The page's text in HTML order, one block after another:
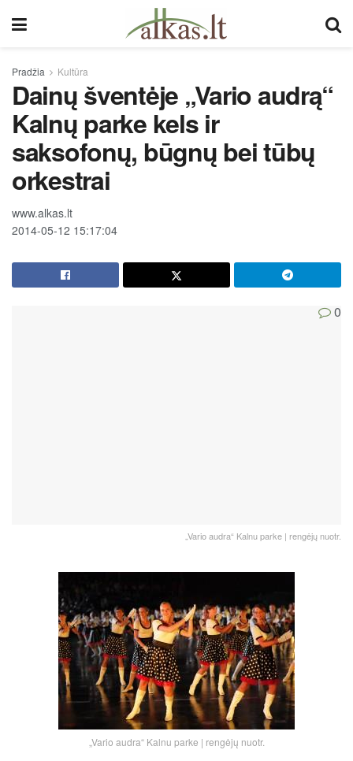
Pradžia Kultūra
Dainų šventėje „Vario audrą“
Kalnų parke kels ir
saksofonų, būgnų bei tūbų
orkestrai
www.alkas.lt
2014-05-12 15:17:04
0
„Vario audra“ Kalnu parke | rengėjų nuotr.
„Vario audra“ Kalnu parke | rengėjų nuotr.